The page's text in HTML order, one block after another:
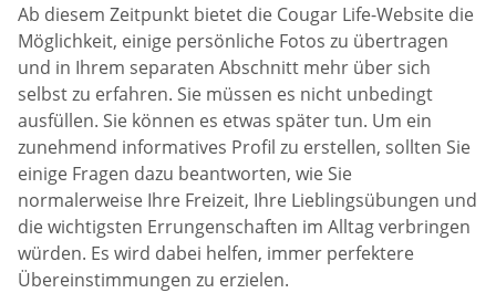
Ab diesem Zeitpunkt bietet die Cougar Life-Website die
Möglichkeit, einige persönliche Fotos zu übertragen
und in Ihrem separaten Abschnitt mehr über sich
selbst zu erfahren. Sie müssen es nicht unbedingt
ausfüllen. Sie können es etwas später tun. Um ein
zunehmend informatives Profil zu erstellen, sollten Sie
einige Fragen dazu beantworten, wie Sie
normalerweise Ihre Freizeit, Ihre Lieblingsübungen und
die wichtigsten Errungenschaften im Alltag verbringen
würden. Es wird dabei helfen, immer perfektere
Übereinstimmungen zu erzielen.